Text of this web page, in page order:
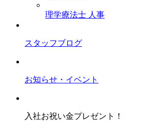
理学療法士 人事
スタッフブログ
お知らせ・イベント
入社お祝い金プレゼント！